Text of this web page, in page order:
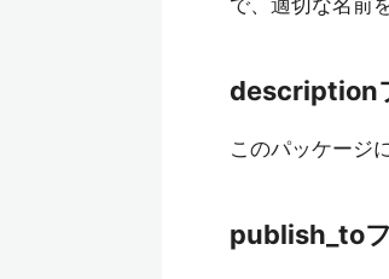
で、適切な名前
description
このパッケージ
publish_to